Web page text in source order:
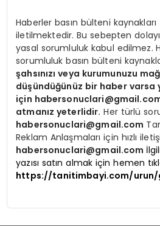
SPOR
TEKNOLOJI
YAŞAM
Haberler basın bülteni
iletilmektedir. Bu sebepten
yasal sorumluluk kabul edilmez.
sorumluluk basın bülteni
şahsınızı veya kurumunuzu
düşündüğünüz bir haber varsa
için
atmanız yeterlidir. Her türlü
habersonuclari@gmail.com
Reklam Anlaşmaları için hızlı
habersonuclari@gmail.com
yazısı satın almak için hemen
https://tanitimbayi.com/urun/